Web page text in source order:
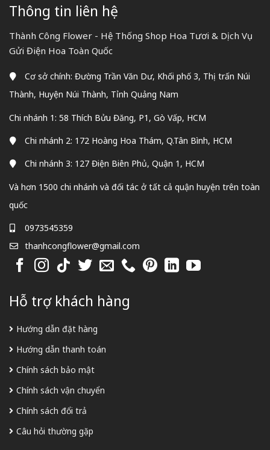
Thông tin liên hệ
Thành Công Flower - Hệ Thống Shop Hoa Tươi & Dịch Vụ
Gửi Điện Hoa Toàn Quốc
Cơ sở chính: Đường Trần Văn Dư, Khối phố 3, Thị trấn Núi
Thành, Huyện Núi Thành, Tỉnh Quảng Nam
Chi nhánh 1: 58 Thích Bửu Đăng, P1, Gò Vấp, HCM
Chi nhánh 2: 172 Hoàng Hoa Thám, Q.Tân Bình, HCM
Chi nhánh 3: 127 Điện Biên Phủ, Quận 1, HCM
Và hơn 1500 chi nhánh và đối tác ở tất cả quận huyện trên toàn
quốc
0973545359
thanhcongflower@gmail.com
Hỗ trợ khách hàng
Hướng dẫn đặt hàng
Hướng dẫn thanh toán
Chính sách bảo mật
Chính sách vận chuyển
Chính sách đổi trả
Câu hỏi thường gặp